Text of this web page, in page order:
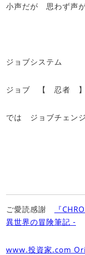
小声だが 思わず声
ジョブシステム
ジョブ 【 忍者
では ジョブチェン
ご愛読感謝
『
異世界の冒険筆記 ‐
www.投資家.com